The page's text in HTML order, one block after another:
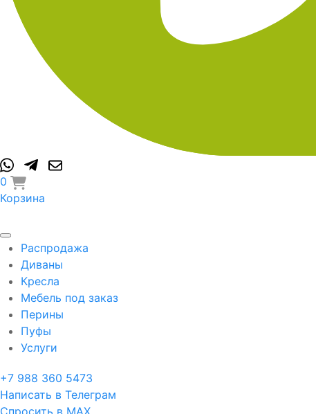
0
Корзина
Распродажа
Диваны
Кресла
Мебель под заказ
Перины
Пуфы
Услуги
+7 988 360 5473
Написать в Телеграм